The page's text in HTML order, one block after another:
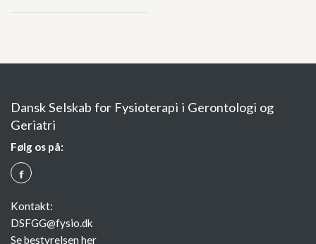
Dansk Selskab for Fysioterapi i Gerontologi og
Geriatri
Følg os på:
Q
Kontakt:
DSFGG@fysio.dk
Se bestyrelsen her